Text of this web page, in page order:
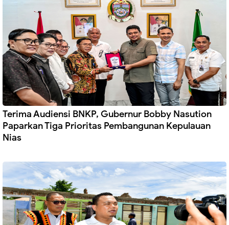
Terima Audiensi BNKP, Gubernur Bobby Nasution
Paparkan Tiga Prioritas Pembangunan Kepulauan
Nias